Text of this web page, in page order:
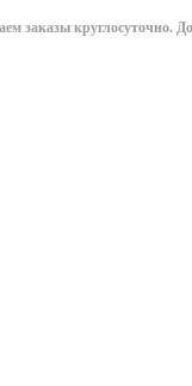
заказы круглосуточно.